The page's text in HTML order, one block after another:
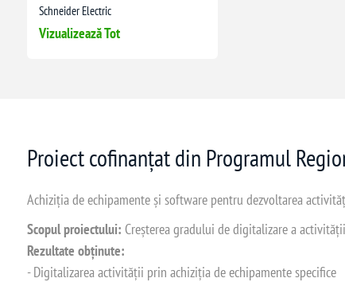
Schneider Electric
Vizualizează Tot
Proiect cofinanțat din Programul
Achiziția de echipamente și software pentru dezvoltarea
Scopul proiectului: Creșterea gradului de digitalizare a
Rezultate obținute:
- Digitalizarea activității prin achiziția de echipamente specifice